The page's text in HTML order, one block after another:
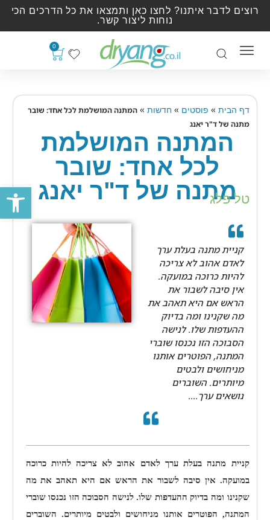
פתח
רוצים לדבר איתנו? לחצו כאן ותמצאו את כל הדרכים הכי
נוחות ליצור קשר.
0
דף הבית » פוסטים » חדשות »המתנה המושלמת לכל אחד: שובר
מתנה של ד"ר יאנג
המתנה המושלמת
לכל אחד: שובר
מתנה של ד"ר יאנג
טל פלג
קניית מתנה בעלת ערך
לאדם אהוב לא צריכה
להיות כרוכה במועקה.
אין סיבה לשבור את
הראש אם היא תאהב את
מה שקנינו ומה בדיוק
ההעדפות שלו. לנישה
הסבוכה הזו נכנסו שוברי
המתנה, הפוטרים אותנו
מניחושים ולבטים
מיותרים. השוברים
נושאים ערך....
קניית מתנה בעלת ערך לאדם אהוב לא צריכה להיות כרוכה
במועקה. אין סיבה לשבור את הראש אם היא תאהב את מה
שקנינו ומה בדיוק ההעדפות שלו. לנישה הסבוכה הזו נכנסו שוברי
המתנה, הפוטרים אותנו מניחושים ולבטים מיותרים. השוברים